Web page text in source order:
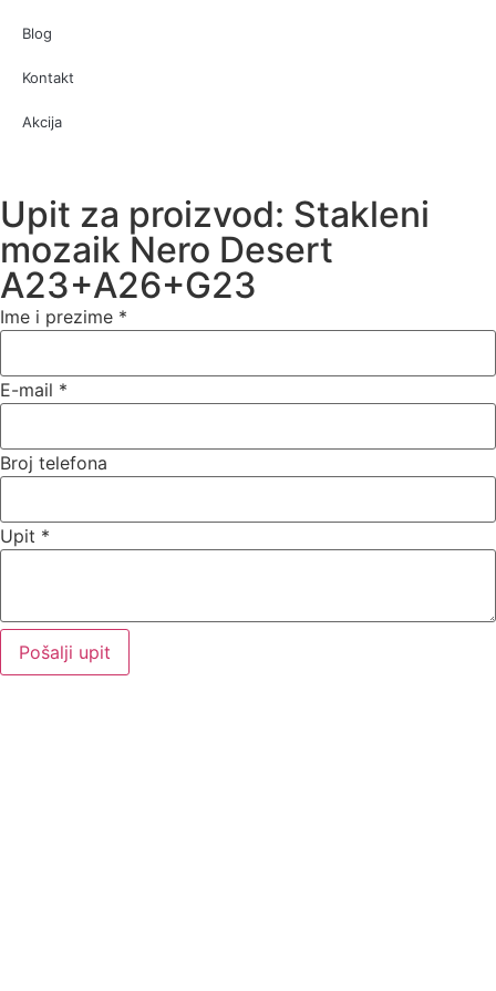
Blog
Kontakt
Akcija
Upit za proizvod: Stakleni
mozaik Nero Desert
A23+A26+G23
Ime i prezime *
E-mail *
Broj telefona
Upit *
Pošalji upit